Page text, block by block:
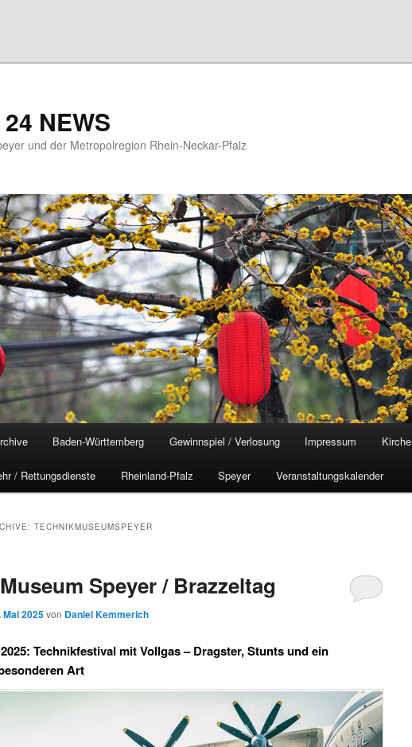
NEWS
und der Metropolregion Rhein-Neckar-Pfalz
Baden-Württemberg Gewinnspiel / Verlosung Impressum Kirche
/ Rettungsdienste Rheinland-Pfalz Speyer Veranstaltungskalender
TECHNIKMUSEUMSPEYER
Speyer / Brazzeltag
Mai 2025von Daniel Kemmerich
Technikfestival mit Vollgas – Dragster, Stunts und ein
Art